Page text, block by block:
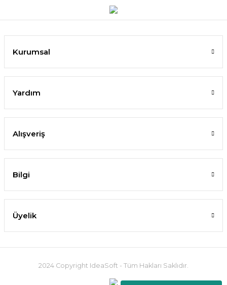
Kurumsal
Yardım
Alışveriş
Bilgi
Üyelik
2024 Copyright IdeaSoft - Tüm Hakları Saklıdır.